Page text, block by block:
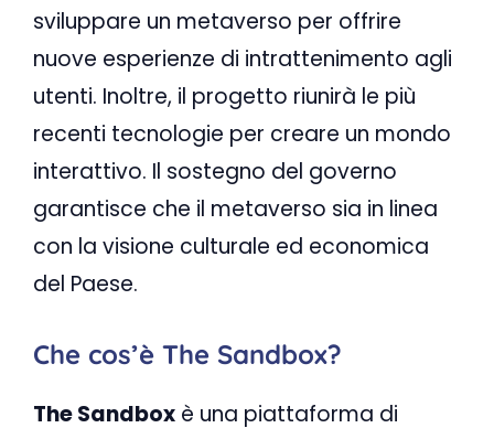
sviluppare un metaverso per offrire
nuove esperienze di intrattenimento agli
utenti. Inoltre, il progetto riunirà le più
recenti tecnologie per creare un mondo
interattivo. Il sostegno del governo
garantisce che il metaverso sia in linea
con la visione culturale ed economica
del Paese.
Che cos’è The Sandbox?
The Sandbox è una piattaforma di